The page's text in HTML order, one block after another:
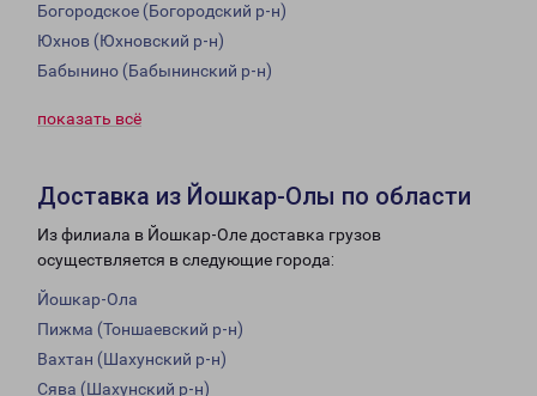
Богородское (Богородский р-н)
Юхнов (Юхновский р-н)
Бабынино (Бабынинский р-н)
показать всё
Доставка из Йошкар-Олы по области
Из филиала в Йошкар-Оле доставка грузов
осуществляется в следующие города:
Йошкар-Ола
Пижма (Тоншаевский р-н)
Вахтан (Шахунский р-н)
Сява (Шахунский р-н)